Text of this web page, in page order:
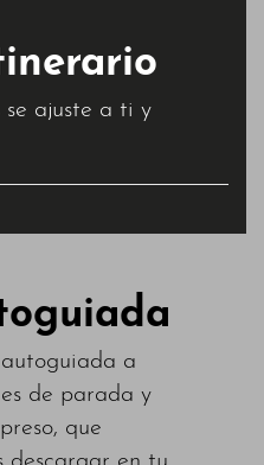
se ajuste a ti y
a
de parada y
que